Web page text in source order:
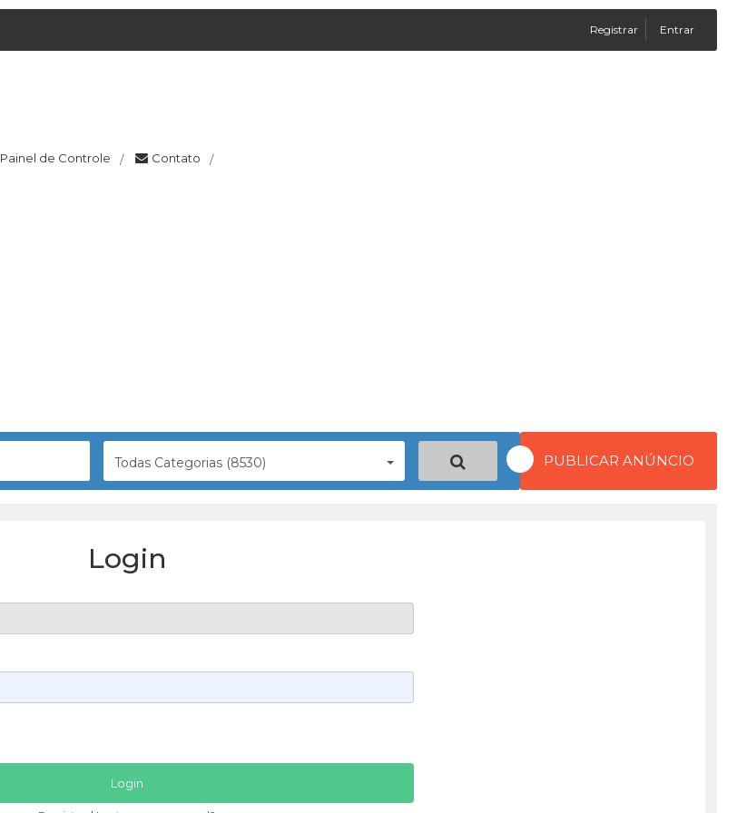
Registrar Entrar
Painel de Controle / Contato /
Todas Categorias (8530) PUBLICAR ANÚNCIO
Login